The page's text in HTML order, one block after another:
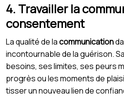
4. Travailler la
consentement
La qualité de lacommunication
incontournable de la guérison.
besoins, ses limites, ses peurs
progrès ou les moments de
tisser un nouveau lien de